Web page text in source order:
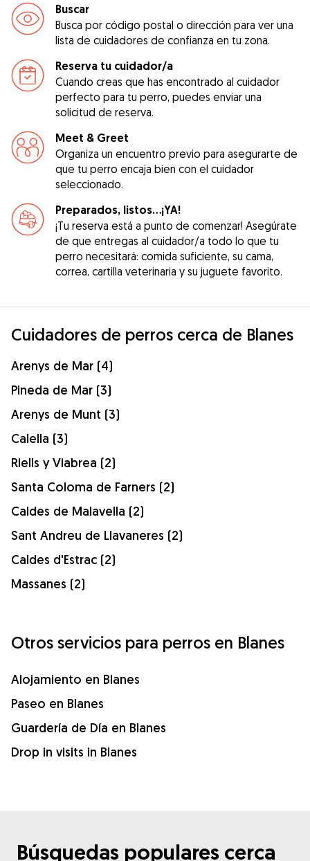
Buscar
Busca por código postal o dirección para ver una
lista de cuidadores de confianza en tu zona.
Reserva tu cuidador/a
Cuando creas que has encontrado al cuidador
perfecto para tu perro, puedes enviar una
solicitud de reserva.
Meet & Greet
Organiza un encuentro previo para asegurarte de
que tu perro encaja bien con el cuidador
seleccionado.
Preparados, listos...¡YA!
¡Tu reserva está a punto de comenzar! Asegúrate
de que entregas al cuidador/a todo lo que tu
perro necesitará: comida suficiente, su cama,
correa, cartilla veterinaria y su juguete favorito.
Cuidadores de perros cerca de Blanes
Arenys de Mar (4)
Pineda de Mar (3)
Arenys de Munt (3)
Calella (3)
Riells y Viabrea (2)
Santa Coloma de Farners (2)
Caldes de Malavella (2)
Sant Andreu de Llavaneres (2)
Caldes d'Estrac (2)
Massanes (2)
Otros servicios para perros en Blanes
Alojamiento en Blanes
Paseo en Blanes
Guardería de Día en Blanes
Drop in visits in Blanes
Búsquedas populares cerca